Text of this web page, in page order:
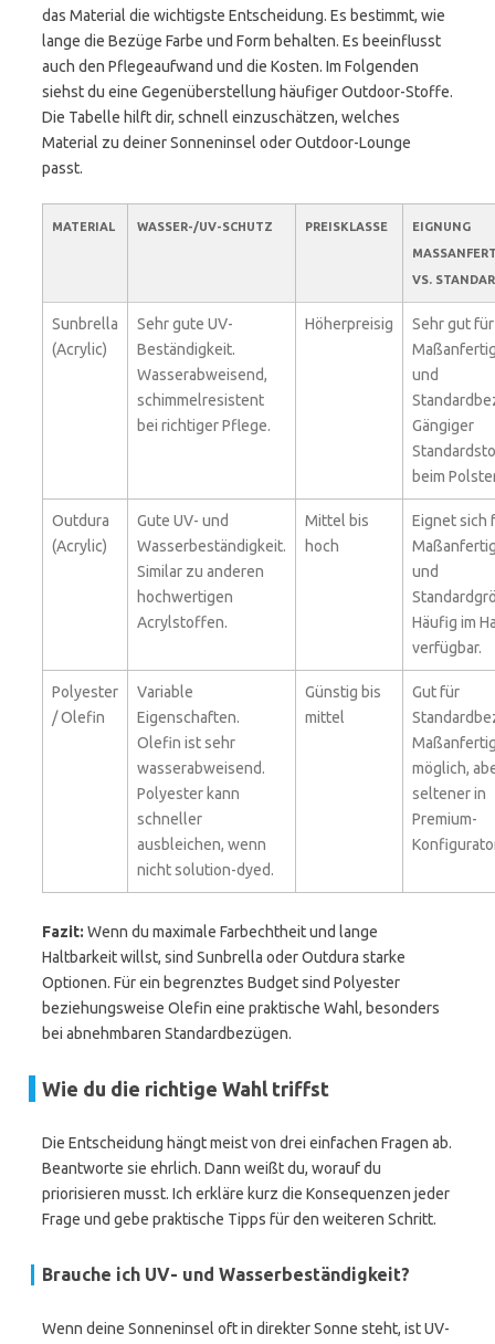
das Material die wichtigste Entscheidung. Es bestimmt, wie
lange die Bezüge Farbe und Form behalten. Es beeinflusst
auch den Pflegeaufwand und die Kosten. Im Folgenden
siehst du eine Gegenüberstellung häufiger Outdoor-Stoffe.
Die Tabelle hilft dir, schnell einzuschätzen, welches
Material zu deiner Sonneninsel oder Outdoor-Lounge
passt.
MATERIAL WASSER-/UV-SCHUTZ PREISKLASSE
EIGNUNG
S. STANDARD
Sunbrella
(Acrylic)
Sehr gute UV-
Beständigkeit.
Wasserabweisend,
schimmelresistent
bei richtiger Pflege.
Höherpreisig
Sehr gut für
und
Gängiger
beim
Outdura
(Acrylic)
Gute UV- und
Wasserbeständigkeit.
Similar zu anderen
hochwertigen
Acrylstoffen.
Mittel bis
hoch
Eignet sich
und
Häufig im
verfügbar.
Polyester
/ Olefin
Variable
Eigenschaften.
Olefin ist sehr
wasserabweisend.
Polyester kann
schneller
ausbleichen, wenn
nicht solution-dyed.
Günstig bis
mittel
Gut für
möglich,
seltener in
Premium-
Fazit: Wenn du maximale Farbechtheit und lange
Haltbarkeit willst, sind Sunbrella oder Outdura starke
Optionen. Für ein begrenztes Budget sind Polyester
beziehungsweise Olefin eine praktische Wahl, besonders
bei abnehmbaren Standardbezügen.
Wie du die richtige Wahl triffst
Die Entscheidung hängt meist von drei einfachen Fragen ab.
Beantworte sie ehrlich. Dann weißt du, worauf du
priorisieren musst. Ich erkläre kurz die Konsequenzen jeder
Frage und gebe praktische Tipps für den weiteren Schritt.
Brauche ich UV- und Wasserbeständigkeit?
Wenn deine Sonneninsel oft in direkter Sonne steht, ist UV-